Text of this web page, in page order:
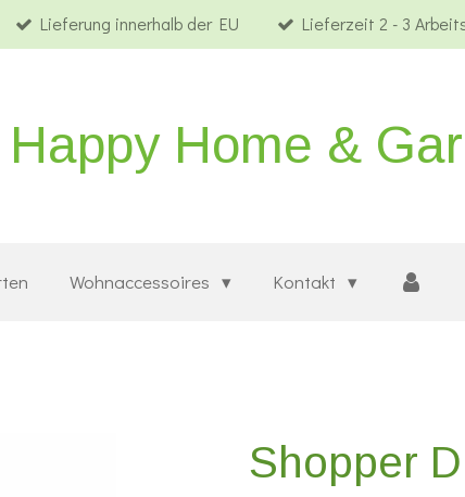
Lieferung innerhalb der EU Lieferzeit 2 - 3
Happy Home &
Wohnaccessoires Kontakt
Shopper